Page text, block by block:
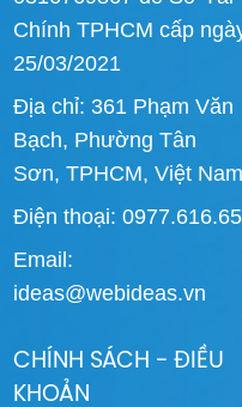
0316769867 do Sở Tài
Chính TPHCM cấp ngày
Địa chỉ: 361 Phạm Văn
Bạch, Phường Tân
Email:
CHÍNH SÁCH - ĐIỀU